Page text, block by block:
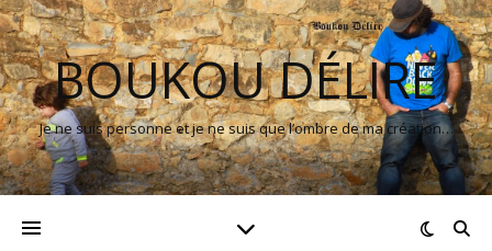
BOUKOU DÉLIRE
Je ne suis personne et je ne suis que l’ombre de ma création…